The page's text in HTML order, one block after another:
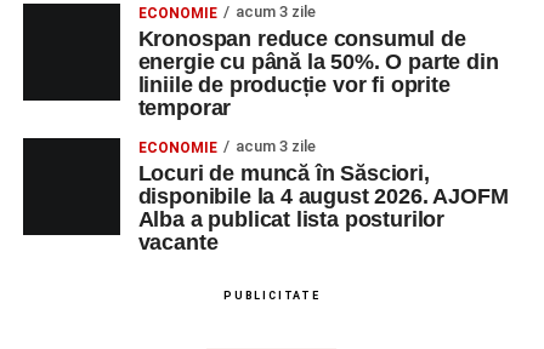
Ultimele știri din Sebeș
Primăria Sebeș a decis să reducă intensitatea
iluminatului public pe timpul nopții, în contextul
apelului la economii al Guvernului Bolojan
Duminică, 23 august 2026, Râpa Roșie găzduiește
cea de-a III-a ediție a concursului „CicloAventurier
Primul concert din cadrul String Symphonic Camp
ECONOMIE acum 3 zile
Kronospan reduce consumul de
energie cu până la 50%. O parte din
liniile de producție vor fi oprite
temporar
ECONOMIE acum 3 zile
Locuri de muncă în Săsciori,
disponibile la 4 august 2026. AJOFM
Alba a publicat lista posturilor
vacante
PUBLICITATE